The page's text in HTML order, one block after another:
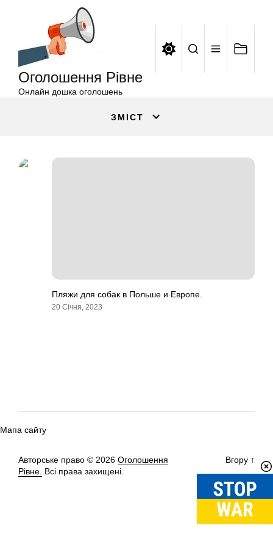
Оголошення Рівне
Онлайн дошка оголошень
ЗМІСТ
Пляжи для собак в Польше и Европе.
20 Січня, 2023
Мапа сайту
Авторське право © 2026 Оголошення
Рівне. Всі права захищені.
Вгору ↑